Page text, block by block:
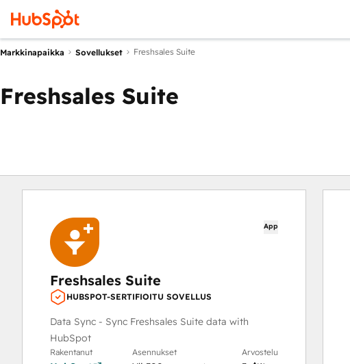
Markkinapaikka Sovellukset Freshsales Suite
Freshsales Suite
App
Freshsales Suite
HUBSPOT-SERTIFIOITU SOVELLUS
Data Sync - Sync Freshsales Suite data with
HubSpot
Rakentanut Asennukset Arvostelu